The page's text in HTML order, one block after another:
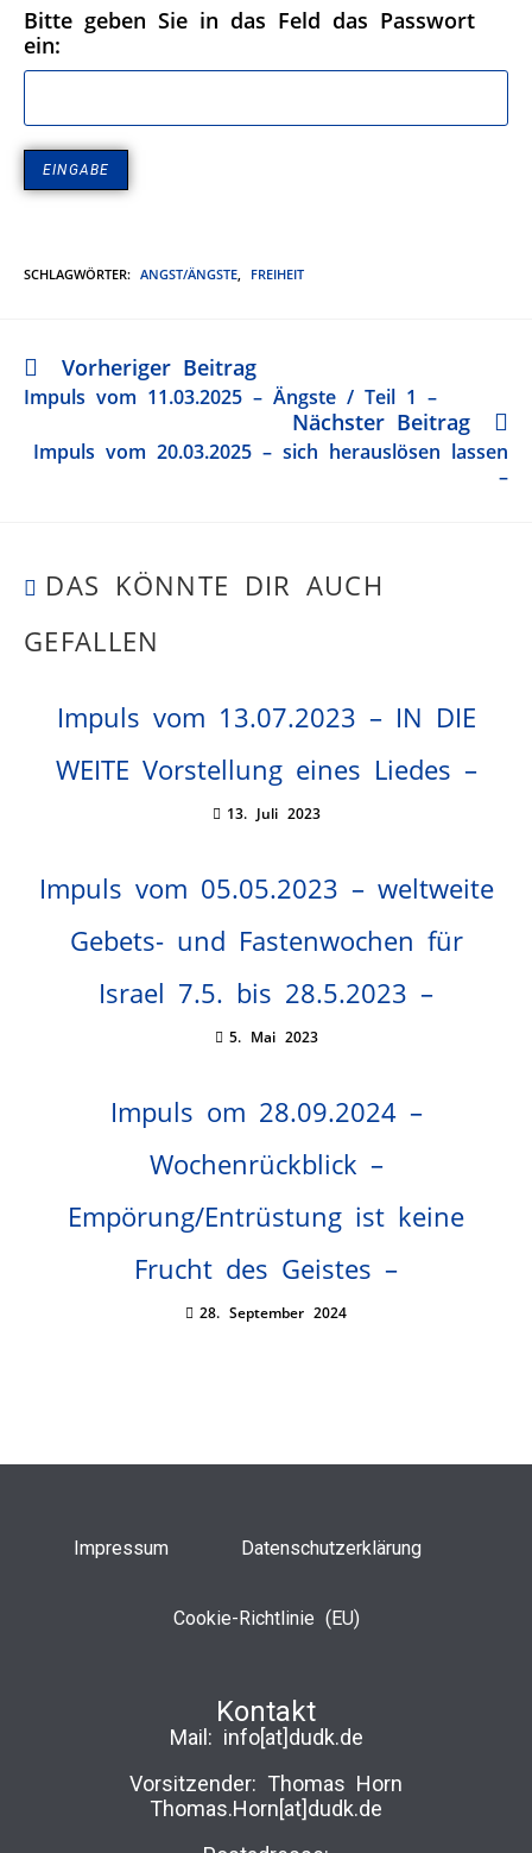
Bitte geben Sie in das Feld das Passwort
ein:
SCHLAGWÖRTER: ANGST/ÄNGSTE, FREIHEIT
Vorheriger Beitrag
Impuls vom 11.03.2025 – Ängste / Teil 1 –
Nächster Beitrag
Impuls vom 20.03.2025 – sich herauslösen lassen
–
DAS KÖNNTE DIR AUCH
GEFALLEN
Impuls vom 13.07.2023 – IN DIE
WEITE Vorstellung eines Liedes –
13. Juli 2023
Impuls vom 05.05.2023 – weltweite
Gebets- und Fastenwochen für
Israel 7.5. bis 28.5.2023 –
5. Mai 2023
Impuls om 28.09.2024 –
Wochenrückblick –
Empörung/Entrüstung ist keine
Frucht des Geistes –
28. September 2024
Impressum Datenschutzerklärung
Cookie-Richtlinie (EU)
Kontakt
Mail: info[at]dudk.de
Vorsitzender: Thomas Horn
Thomas.Horn[at]dudk.de